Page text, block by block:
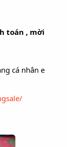
toán , mời
cá nhân e